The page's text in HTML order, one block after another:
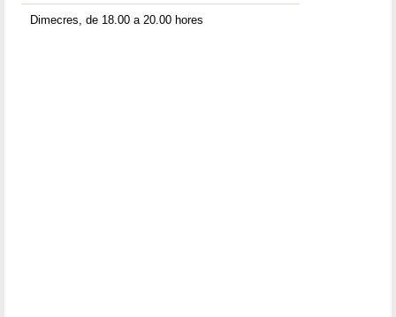
Dimecres, de 18.00 a 20.00 hores